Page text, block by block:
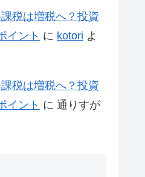
税は増税へ？投資
イント に kotori よ
税は増税へ？投資
イント に 通りすが